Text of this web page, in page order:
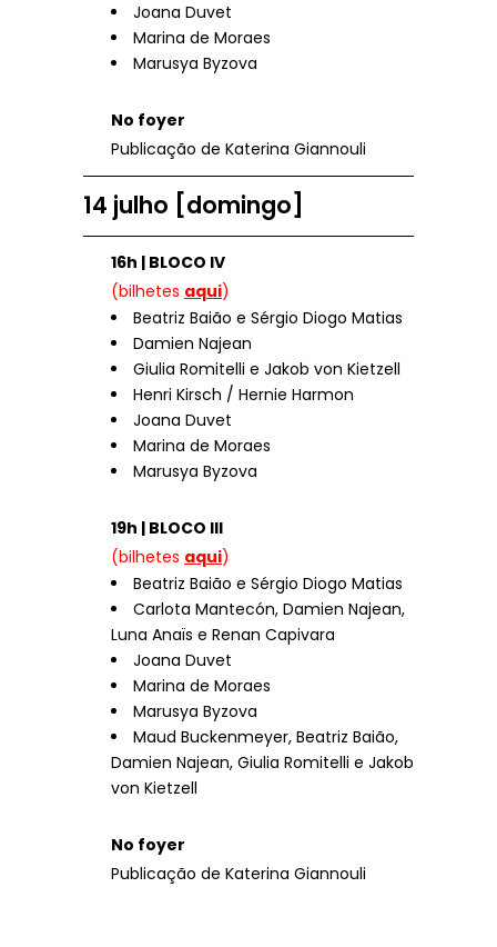
Joana Duvet
Marina de Moraes
Marusya Byzova
No foyer
Publicação de Katerina Giannouli
14 julho [domingo]
16h | BLOCO IV
(bilhetes aqui)
Beatriz Baião e Sérgio Diogo Matias
Damien Najean
Giulia Romitelli e Jakob von Kietzell
Henri Kirsch / Hernie Harmon
Joana Duvet
Marina de Moraes
Marusya Byzova
19h | BLOCO III
(bilhetes aqui)
Beatriz Baião e Sérgio Diogo Matias
Carlota Mantecón, Damien Najean,
Luna Anaïs e Renan Capivara
Joana Duvet
Marina de Moraes
Marusya Byzova
Maud Buckenmeyer, Beatriz Baião,
Damien Najean, Giulia Romitelli e Jakob
von Kietzell
No foyer
Publicação de Katerina Giannouli